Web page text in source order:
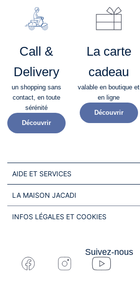
Call &
Delivery
un shopping sans
contact, en toute
sérénité​
Découvrir
La carte
cadeau
valable en boutique et
en ligne
Découvrir
AIDE ET SERVICES
LA MAISON JACADI
INFOS LÉGALES ET COOKIES
Suivez-nous